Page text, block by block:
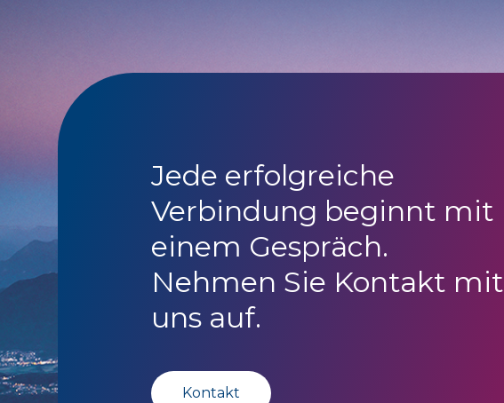
Jede erfolgreiche
Verbindung beginnt mit
einem Gespräch.
Nehmen Sie Kontakt mit
uns auf.
Kontakt